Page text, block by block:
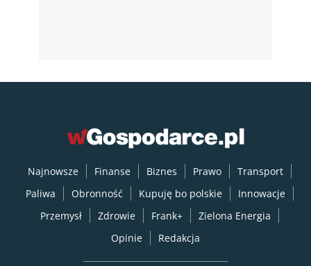
Najnowsze Finanse Biznes Prawo
Transport
Paliwa
Obronność Kupuję bo polskie
Innowacje
Przemysł
Zdrowie Frank+
Zielona Energia
Opinie
Redakcja